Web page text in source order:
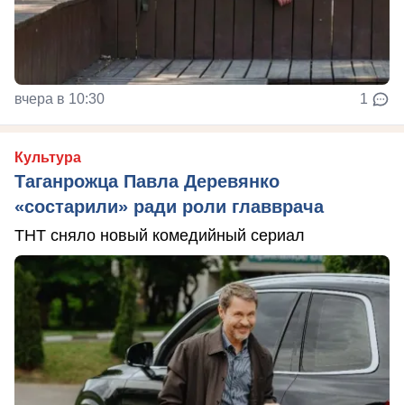
вчера в 10:30 1
Культура
Таганрожца Павла Деревянко
«состарили» ради роли главврача
ТНТ сняло новый комедийный сериал